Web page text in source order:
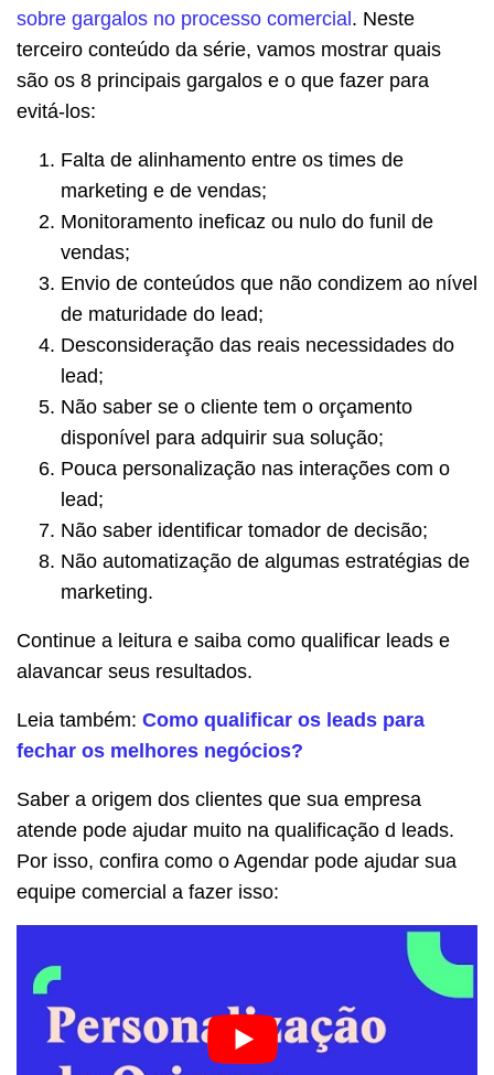
sobre gargalos no processo comercial. Neste
terceiro conteúdo da série, vamos mostrar quais
são os 8 principais gargalos e o que fazer para
evitá-los:
Falta de alinhamento entre os times de
marketing e de vendas;
Monitoramento ineficaz ou nulo do funil de
vendas;
Envio de conteúdos que não condizem ao nível
de maturidade do lead;
Desconsideração das reais necessidades do
lead;
Não saber se o cliente tem o orçamento
disponível para adquirir sua solução;
Pouca personalização nas interações com o
lead;
Não saber identificar tomador de decisão;
Não automatização de algumas estratégias de
marketing.
Continue a leitura e saiba como qualificar leads e
alavancar seus resultados.
Leia também: Como qualificar os leads para
fechar os melhores negócios?
Saber a origem dos clientes que sua empresa
atende pode ajudar muito na qualificação d leads.
Por isso, confira como o Agendar pode ajudar sua
equipe comercial a fazer isso: